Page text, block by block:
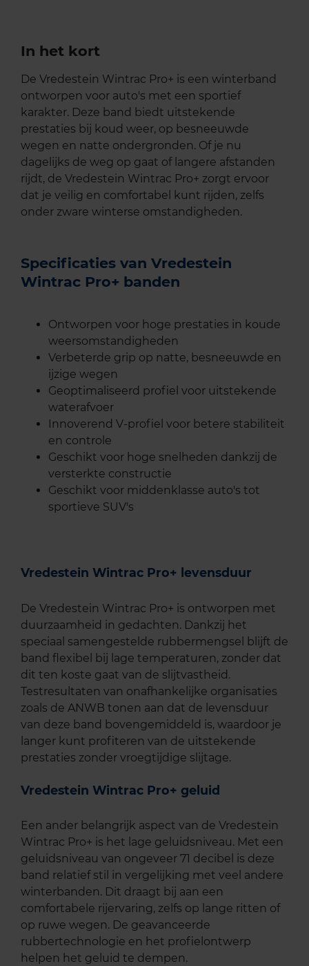
In het kort
De Vredestein Wintrac Pro+ is een winterband
ontworpen voor auto's met een sportief
karakter. Deze band biedt uitstekende
prestaties bij koud weer, op besneeuwde
wegen en natte ondergronden. Of je nu
dagelijks de weg op gaat of langere afstanden
rijdt, de Vredestein Wintrac Pro+ zorgt ervoor
dat je veilig en comfortabel kunt rijden, zelfs
onder zware winterse omstandigheden.
Specificaties van Vredestein
Wintrac Pro+ banden
Ontworpen voor hoge prestaties in koude
weersomstandigheden
Verbeterde grip op natte, besneeuwde en
ijzige wegen
Geoptimaliseerd profiel voor uitstekende
waterafvoer
Innoverend V-profiel voor betere stabiliteit
en controle
Geschikt voor hoge snelheden dankzij de
versterkte constructie
Geschikt voor middenklasse auto's tot
sportieve SUV's
Vredestein Wintrac Pro+ levensduur
De Vredestein Wintrac Pro+ is ontworpen met
duurzaamheid in gedachten. Dankzij het
speciaal samengestelde rubbermengsel blijft de
band flexibel bij lage temperaturen, zonder dat
dit ten koste gaat van de slijtvastheid.
Testresultaten van onafhankelijke organisaties
zoals de ANWB tonen aan dat de levensduur
van deze band bovengemiddeld is, waardoor je
langer kunt profiteren van de uitstekende
prestaties zonder vroegtijdige slijtage.
Vredestein Wintrac Pro+ geluid
Een ander belangrijk aspect van de Vredestein
Wintrac Pro+ is het lage geluidsniveau. Met een
geluidsniveau van ongeveer 71 decibel is deze
band relatief stil in vergelijking met veel andere
winterbanden. Dit draagt bij aan een
comfortabele rijervaring, zelfs op lange ritten of
op ruwe wegen. De geavanceerde
rubbertechnologie en het profielontwerp
helpen het geluid te dempen.